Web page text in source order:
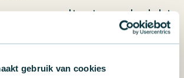
gebruik van cookies
en resultaat: van inzicht
waardecreatie